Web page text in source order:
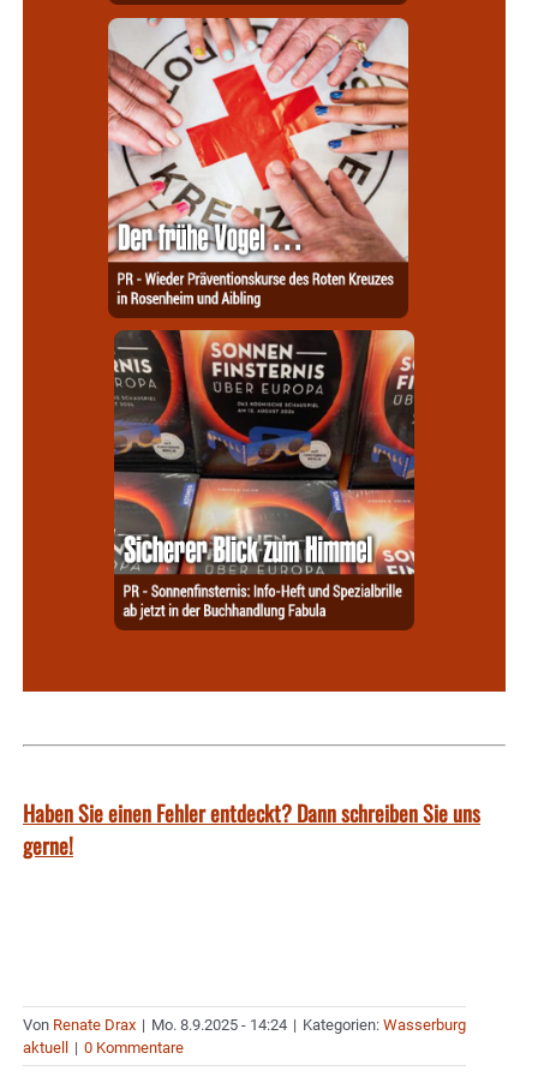
Haben Sie einen Fehler entdeckt? Dann schreiben Sie uns
gerne!
Von Renate Drax | Mo. 8.9.2025 - 14:24 | Kategorien: Wasserburg
aktuell
| 0 Kommentare